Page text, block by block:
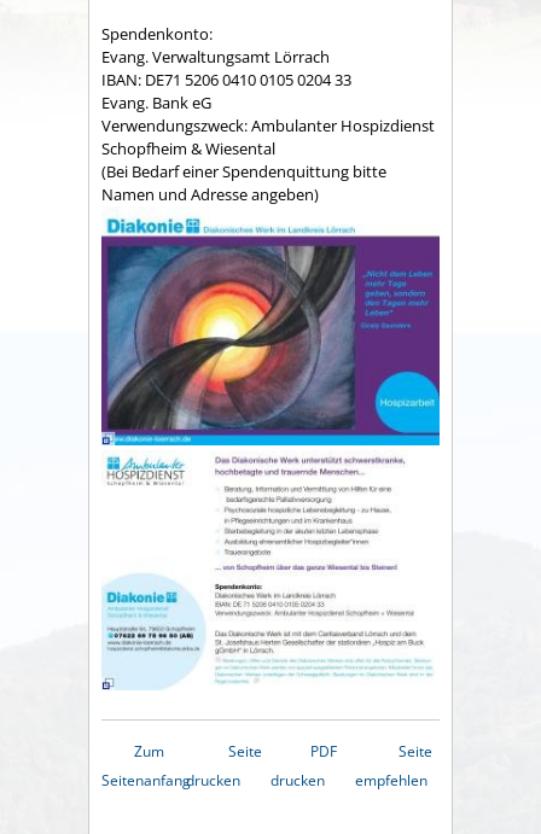
Spendenkonto:
Evang. Verwaltungsamt Lörrach
IBAN: DE71 5206 0410 0105 0204 33
Evang. Bank eG
Verwendungszweck: Ambulanter Hospizdienst
Schopfheim & Wiesental
(Bei Bedarf einer Spendenquittung bitte
Namen und Adresse angeben)
Zum
Seitenanfang
Seite
drucken
PDF
drucken
Seite
empfehlen